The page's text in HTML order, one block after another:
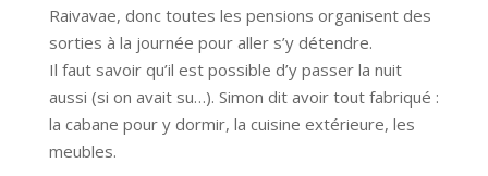
Raivavae, donc toutes les pensions organisent des
sorties à la journée pour aller s’y détendre.
Il faut savoir qu’il est possible d’y passer la nuit
aussi (si on avait su…). Simon dit avoir tout fabriqué :
la cabane pour y dormir, la cuisine extérieure, les
meubles.